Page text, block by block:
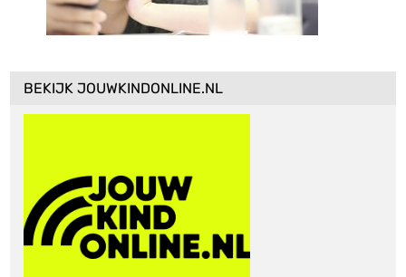
BEKIJK JOUWKINDONLINE.NL